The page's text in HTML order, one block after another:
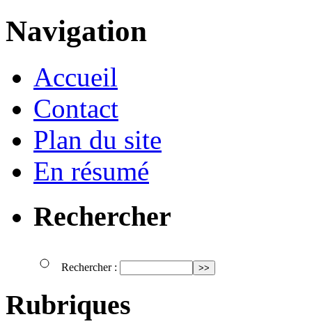
Navigation
Accueil
Contact
Plan du site
En résumé
Rechercher
Rechercher :
Rubriques